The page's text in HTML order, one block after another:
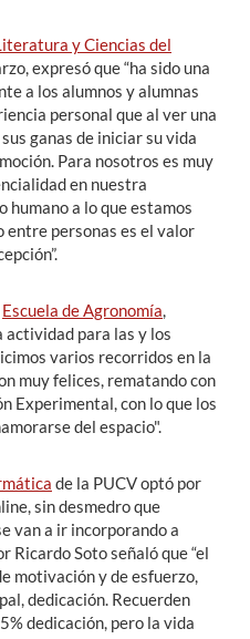
y Ciencias del
expresó que “ha sido una
a los alumnos y alumnas
personal que al ver una
ganas de iniciar su vida
Para nosotros es muy
en nuestra
humano a lo que estamos
entre personas es el valor
Escuela de Agronomía,
para las y los
varios recorridos en la
muy felices, rematando con
Experimental, con lo que los
del espacio".
de la PUCV optó por
sin desmedro que
van a ir incorporando a
Ricardo Soto señaló que “el
motivación y de esfuerzo,
dedicación. Recuerden
dedicación, pero la vida